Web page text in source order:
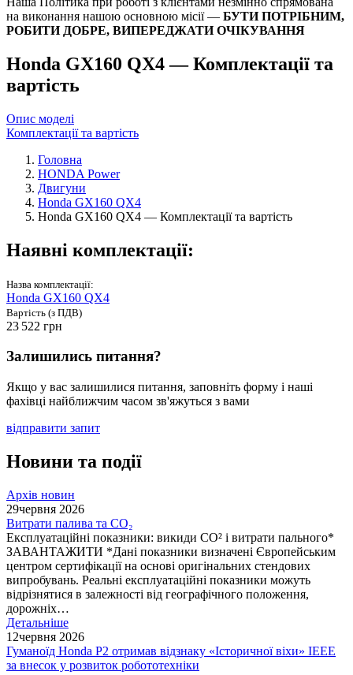
на виконання нашою основною місії — БУТИ ПОТРІБНИМ,
РОБИТИ ДОБРЕ, ВИПЕРЕДЖАТИ ОЧІКУВАННЯ
Honda GX160 QX4 — Комплектації та
вартість
Опис моделі
Комплектації та вартість
Головна
HONDA Power
Двигуни
Honda GX160 QX4
Honda GX160 QX4 — Комплектації та вартість
Наявні комплектації:
Назва комплектації:
Honda GX160 QX4
Вартість (з ПДВ)
23 522 грн
Залишились питання?
Якщо у вас залишилися питання, заповніть форму і наші
фахівці найближчим часом зв'яжуться з вами
відправити запит
Новини та події
Архів новин
29червня 2026
Витрати палива та CO₂
Експлуатаційні показники: викиди СО² і витрати пального*
ЗАВАНТАЖИТИ *Дані показники визначені Європейським
центром сертифікації на основі оригінальних стендових
випробувань. Реальні експлуатаційні показники можуть
відрізнятися в залежності від географічного положення,
дорожніх…
Детальніше
12червня 2026
Гуманоїд Honda P2 отримав відзнаку «Історичної віхи» IEEE
за внесок у розвиток робототехніки